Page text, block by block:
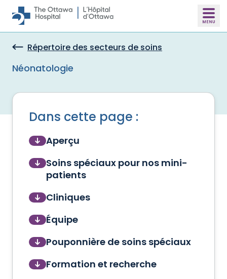
Skip to main content
Répertoire des secteurs de soins
Néonatologie
Dans cette page :
Aperçu
Soins spéciaux pour nos mini-
patients
Cliniques
Équipe
Pouponnière de soins spéciaux
Formation et recherche